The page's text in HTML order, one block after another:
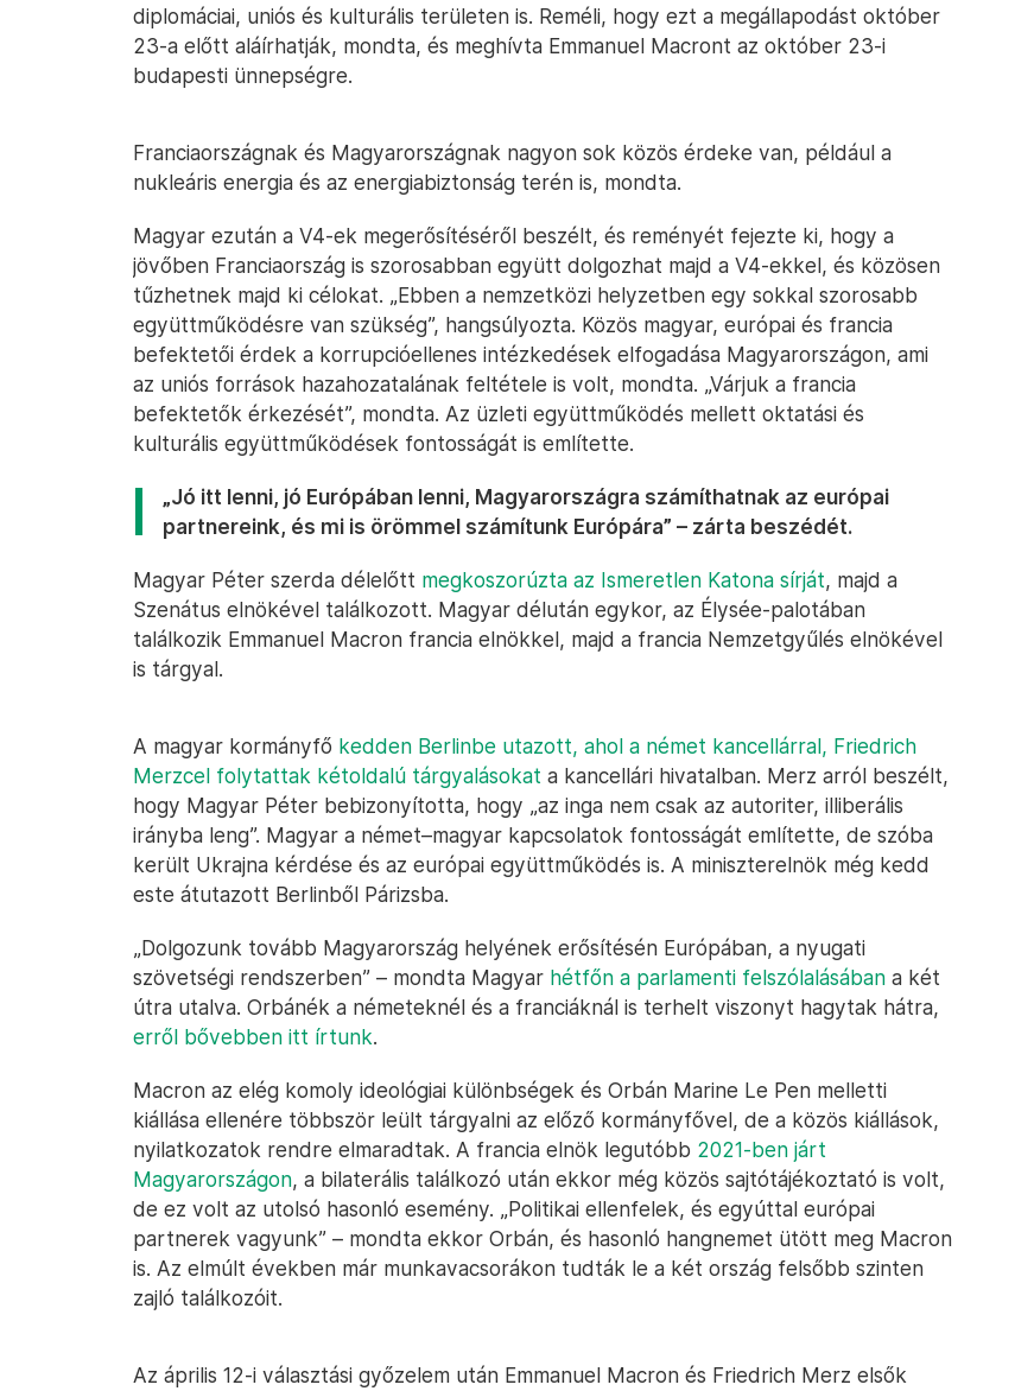
diplomáciai, uniós és kulturális területen is. Reméli, hogy ezt a megállapodást október
23-a előtt aláírhatják, mondta, és meghívta Emmanuel Macront az október 23-i
budapesti ünnepségre.
Franciaországnak és Magyarországnak nagyon sok közös érdeke van, például a
nukleáris energia és az energiabiztonság terén is, mondta.
Magyar ezután a V4-ek megerősítéséről beszélt, és reményét fejezte ki, hogy a
jövőben Franciaország is szorosabban együtt dolgozhat majd a V4-ekkel, és közösen
tűzhetnek majd ki célokat. „Ebben a nemzetközi helyzetben egy sokkal szorosabb
együttműködésre van szükség”, hangsúlyozta. Közös magyar, európai és francia
befektetői érdek a korrupcióellenes intézkedések elfogadása Magyarországon, ami
az uniós források hazahozatalának feltétele is volt, mondta. „Várjuk a francia
befektetők érkezését”, mondta. Az üzleti együttműködés mellett oktatási és
kulturális együttműködések fontosságát is említette.
„Jó itt lenni, jó Európában lenni, Magyarországra számíthatnak az európai
partnereink, és mi is örömmel számítunk Európára” – zárta beszédét.
Magyar Péter szerda délelőtt megkoszorúzta az Ismeretlen Katona sírját, majd a
Szenátus elnökével találkozott. Magyar délután egykor, az Élysée-palotában
találkozik Emmanuel Macron francia elnökkel, majd a francia Nemzetgyűlés elnökével
is tárgyal.
A magyar kormányfő kedden Berlinbe utazott, ahol a német kancellárral, Friedrich
Merzcel folytattak kétoldalú tárgyalásokat a kancellári hivatalban. Merz arról beszélt,
hogy Magyar Péter bebizonyította, hogy „az inga nem csak az autoriter, illiberális
irányba leng”. Magyar a német–magyar kapcsolatok fontosságát említette, de szóba
került Ukrajna kérdése és az európai együttműködés is. A miniszterelnök még kedd
este átutazott Berlinből Párizsba.
„Dolgozunk tovább Magyarország helyének erősítésén Európában, a nyugati
szövetségi rendszerben” – mondta Magyar hétfőn a parlamenti felszólalásában a két
útra utalva. Orbánék a németeknél és a franciáknál is terhelt viszonyt hagytak hátra,
erről bővebben itt írtunk.
Macron az elég komoly ideológiai különbségek és Orbán Marine Le Pen melletti
kiállása ellenére többször leült tárgyalni az előző kormányfővel, de a közös kiállások,
nyilatkozatok rendre elmaradtak. A francia elnök legutóbb 2021-ben járt
Magyarországon, a bilaterális találkozó után ekkor még közös sajtótájékoztató is volt,
de ez volt az utolsó hasonló esemény. „Politikai ellenfelek, és egyúttal európai
partnerek vagyunk” – mondta ekkor Orbán, és hasonló hangnemet ütött meg Macron
is. Az elmúlt években már munkavacsorákon tudták le a két ország felsőbb szinten
zajló találkozóit.
Az április 12-i választási győzelem után Emmanuel Macron és Friedrich Merz elsők